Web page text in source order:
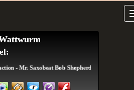
- Mr. Saxobeat Bob Shepherd X Da